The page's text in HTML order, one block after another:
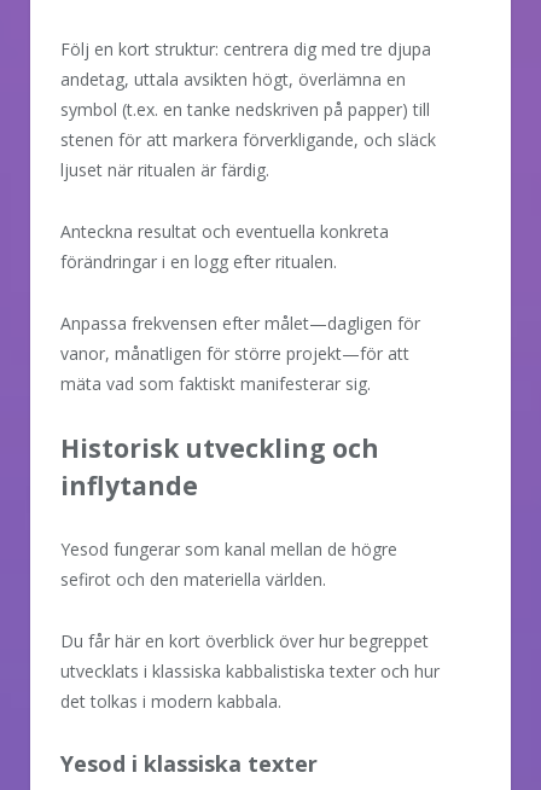
Följ en kort struktur: centrera dig med tre djupa
andetag, uttala avsikten högt, överlämna en
symbol (t.ex. en tanke nedskriven på papper) till
stenen för att markera förverkligande, och släck
ljuset när ritualen är färdig.
Anteckna resultat och eventuella konkreta
förändringar i en logg efter ritualen.
Anpassa frekvensen efter målet—dagligen för
vanor, månatligen för större projekt—för att
mäta vad som faktiskt manifesterar sig.
Historisk utveckling och
inflytande
Yesod fungerar som kanal mellan de högre
sefirot och den materiella världen.
Du får här en kort överblick över hur begreppet
utvecklats i klassiska kabbalistiska texter och hur
det tolkas i modern kabbala.
Yesod i klassiska texter